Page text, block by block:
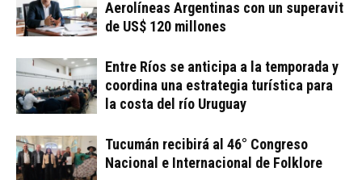
Aerolíneas Argentinas con un superavit
de US$ 120 millones
Entre Ríos se anticipa a la temporada y
coordina una estrategia turística para
la costa del río Uruguay
Tucumán recibirá al 46° Congreso
Nacional e Internacional de Folklore